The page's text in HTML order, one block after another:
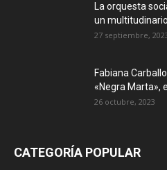
La orquesta
un
27 septiembre,
Fabiana
«Negra Marta»,
26 octubre, 2023
CATEGORÍA POPULAR